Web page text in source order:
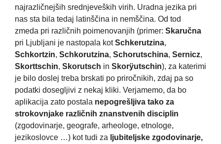
najrazličnejših srednjeveških virih. Uradna jezika pri
nas sta bila tedaj latinščina in nemščina. Od tod
zmeda pri različnih poimenovanjih (primer: Skaručna
pri Ljubljani je nastopala kotSchkerutzina,
Schkortzin, Schkorutzina, Schorutschina, Sernicz,
Skorttschin, Skorutsch in Skorÿutschin), za katerimi
je bilo doslej treba brskati po priročnikih, zdaj pa so
podatki dosegljivi z nekaj kliki. Verjamemo, da bo
aplikacija zato postala nepogrešljiva tako za
strokovnjake različnih znanstvenih disciplin
(zgodovinarje, geografe, arheologe, etnologe,
jezikoslovce …) kot tudi za ljubiteljske zgodovinarje,